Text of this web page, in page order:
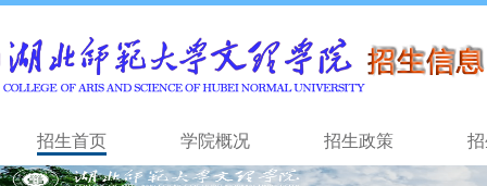
招生首页 学院概况 招生政策